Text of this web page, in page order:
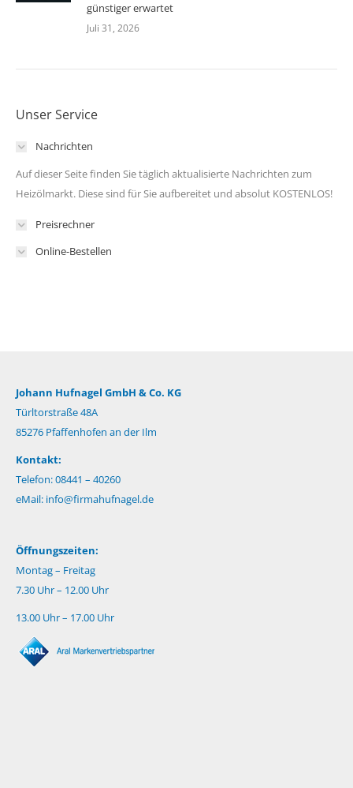
günstiger erwartet
Juli 31, 2026
Unser Service
Nachrichten
Auf dieser Seite finden Sie täglich aktualisierte Nachrichten zum
Heizölmarkt. Diese sind für Sie aufbereitet und absolut KOSTENLOS!
Preisrechner
Online-Bestellen
Johann Hufnagel GmbH & Co. KG
Türltorstraße 48A
85276 Pfaffenhofen an der Ilm
Kontakt:
Telefon: 08441 – 40260
eMail: info@firmahufnagel.de
Öffnungszeiten:
Montag – Freitag
7.30 Uhr – 12.00 Uhr
13.00 Uhr – 17.00 Uhr